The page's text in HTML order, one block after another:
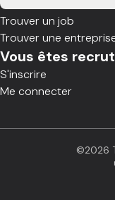
Trouver un job
Trouver une
Vous êtes
S'inscrire
Me connecter
©2026